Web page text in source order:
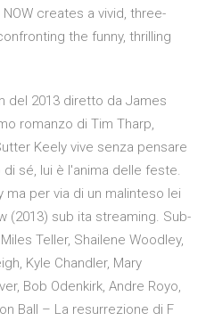
NOW creates a vivid, three-
the funny, thrilling
del 2013 diretto da James
romanzo di Tim Tharp,
Keely vive senza pensare
sé, lui è l'anima delle feste.
ma per via di un malinteso lei
(2013) sub ita streaming. Sub-
Teller, Shailene Woodley,
Kyle Chandler, Mary
Bob Odenkirk, Andre Royo,
Ball – La resurrezione di F